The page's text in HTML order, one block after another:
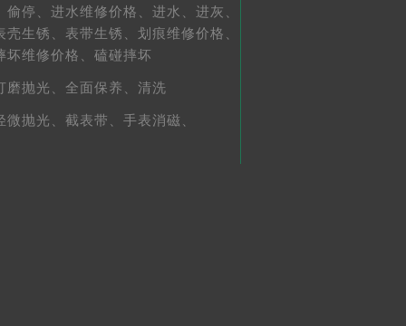
偷停、 进水维修价格、 进水、 进灰、
壳生锈、 表带生锈、 划痕维修价格、
坏维修价格、 磕碰摔坏
磨抛光、 全面保养、 清洗
微抛光、 截表带、 手表消磁、